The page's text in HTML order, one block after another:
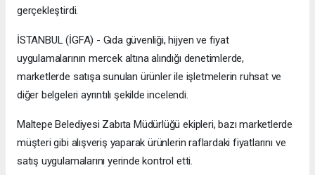
gerçekleştirdi.
İSTANBUL (İGFA) - Gıda güvenliği, hijyen ve fiyat
uygulamalarının mercek altına alındığı denetimlerde,
marketlerde satışa sunulan ürünler ile işletmelerin ruhsat ve
diğer belgeleri ayrıntılı şekilde incelendi.
Maltepe Belediyesi Zabıta Müdürlüğü ekipleri, bazı marketlerde
müşteri gibi alışveriş yaparak ürünlerin raflardaki fiyatlarını ve
satış uygulamalarını yerinde kontrol etti.